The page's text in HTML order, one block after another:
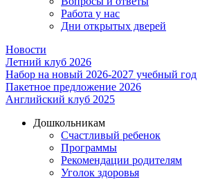
Работа у нас
Дни открытых дверей
Новости
Летний клуб 2026
Набор на новый 2026-2027 учебный год
Пакетное предложение 2026
Английский клуб 2025
Дошкольникам
Счастливый ребенок
Программы
Рекомендации родителям
Уголок здоровья